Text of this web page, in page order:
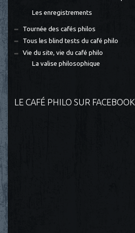
Les enregistrements
Tournée des cafés philos
Tous les blind tests du café philo
Vie du site, vie du café philo
La valise philosophique
LE CAFÉ PHILO SUR FACEBOOK